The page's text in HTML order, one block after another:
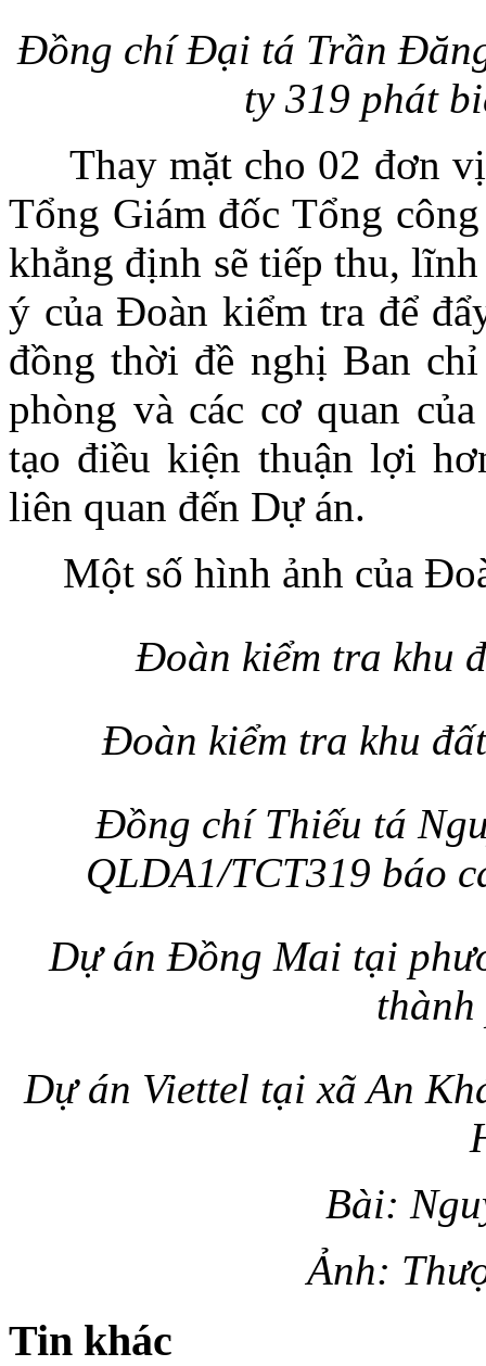
Đồng chí Đại tá Trần
ty 319 phát
Thay mặt cho 02 đơn
Tổng Giám đốc Tổng
khẳng định sẽ tiếp thu,
ý của Đoàn kiểm tra để
đồng thời đề nghị Ban
phòng và các cơ quan
tạo điều kiện thuận lợi
liên quan đến Dự án.
Một số hình ảnh của
Đoàn kiểm tra khu
Đoàn kiểm tra khu
Đồng chí Thiếu tá
QLDA1/TCT319 báo
Dự án Đồng Mai tại
Dự án Viettel tại xã An
Bài:
Ảnh:
Tin khác